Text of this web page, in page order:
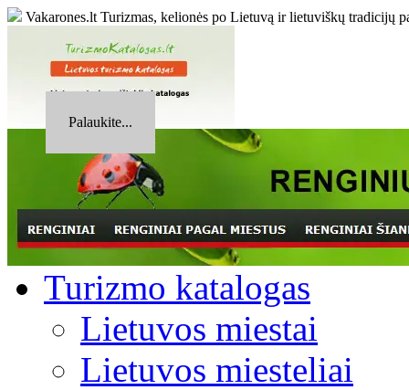
Vakarones.lt Turizmas, kelionės po Lietuvą ir lietuviškų tradicijų
Turizmo katalogas
Lietuvos miestai
Lietuvos miesteliai
Palaukite...